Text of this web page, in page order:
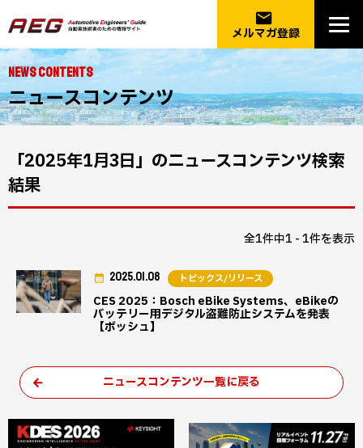
email
メルマガ登録
NEWS CONTENTS
ニュースコンテンツ
「2025年1月3日」のニュースコンテンツ検索
結果
全1件中1 - 1件を表示
CES 2025：Bosch eBike Systems、eBikeの
バッテリー用デジタル盗難防止システムを発表
【ボッシュ】
2025.01.08 トピックス/リリース
ニュースコンテンツ一覧に戻る